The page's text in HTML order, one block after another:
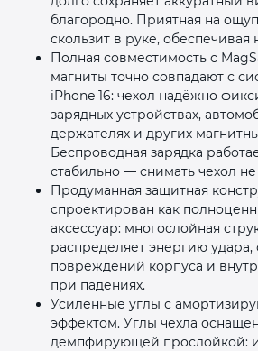
благородно. Приятная на
скользит в руке, обеспечивая
Полная совместимость с
магниты точно совпадают с
iPhone 16: чехол надёжно
зарядных устройствах,
держателях и других
Беспроводная зарядка
стабильно — снимать чехол не
Продуманная защитная
спроектирован как
аксессуар: многослойная
распределяет энергию
повреждений корпуса и
при падениях.
Усиленные углы с
эффектом. Углы чехла
демпфирующей прослойкой: